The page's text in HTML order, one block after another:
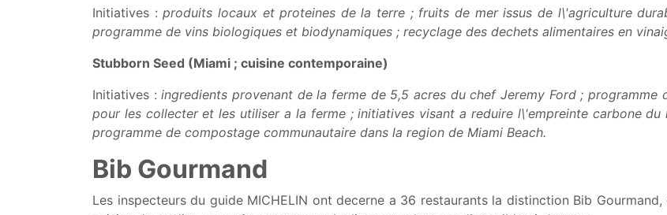
Initiatives :produits locaux et proteines de la terre ; fruits de mer issus de l\'agriculture
programme de vins biologiques et biodynamiques ; recyclage des dechets alimentaires en
Stubborn Seed (Miami ; cuisine contemporaine)
Initiatives :ingredients provenant de la ferme de 5,5 acres du chef Jeremy Ford ;
pour les collecter et les utiliser a la ferme ; initiatives visant a reduire l\'empreinte carbone
programme de compostage communautaire dans la region de Miami Beach.
Bib Gourmand
Les inspecteurs du guide MICHELIN ont decerne a 36 restaurants la distinction Bib